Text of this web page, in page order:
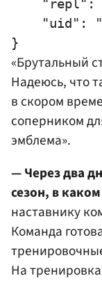
"repl":
"uid":
«Брутальный
Надеюсь, что
в скором
соперником
эмблема».
— Через два
сезон, в
наставнику
Команда
На